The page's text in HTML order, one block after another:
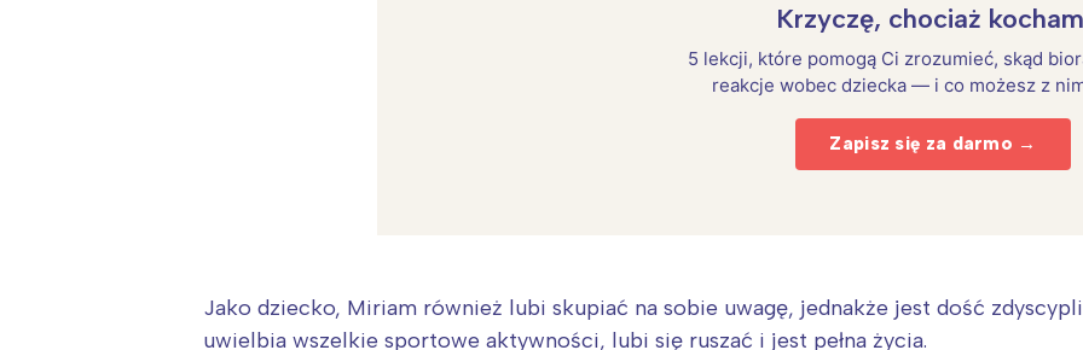
Krzyczę, chociaż
5 lekcji, które pomogą Ci zrozumieć, skąd
reakcje wobec dziecka — i co możesz z
Zapisz się za darmo →
Jako dziecko, Miriam również lubi skupiać na sobie uwagę, jednakże jest dość
uwielbia wszelkie sportowe aktywności, lubi się ruszać i jest pełna życia.
Łódź
Kraków